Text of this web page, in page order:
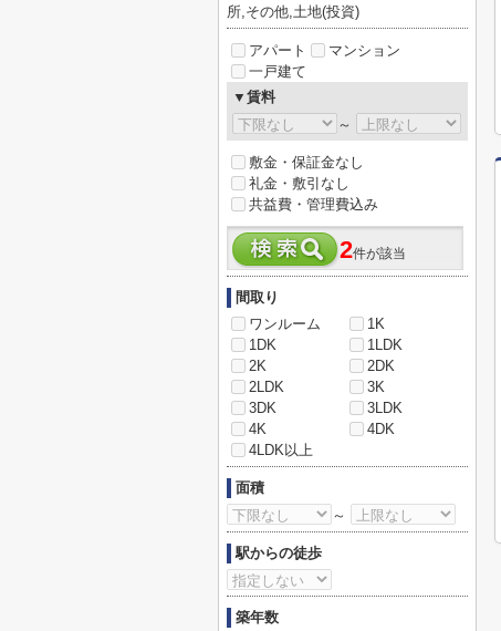
所,その他,土地(投資)
アパート
マンション
一戸建て
▼賃料
～
敷金・保証金なし
礼金・敷引なし
共益費・管理費込み
2件が該当
間取り
ワンルーム
1K
1DK
1LDK
2K
2DK
2LDK
3K
3DK
3LDK
4K
4DK
4LDK以上
面積
～
駅からの徒歩
築年数